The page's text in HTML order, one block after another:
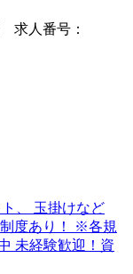
求人番号：